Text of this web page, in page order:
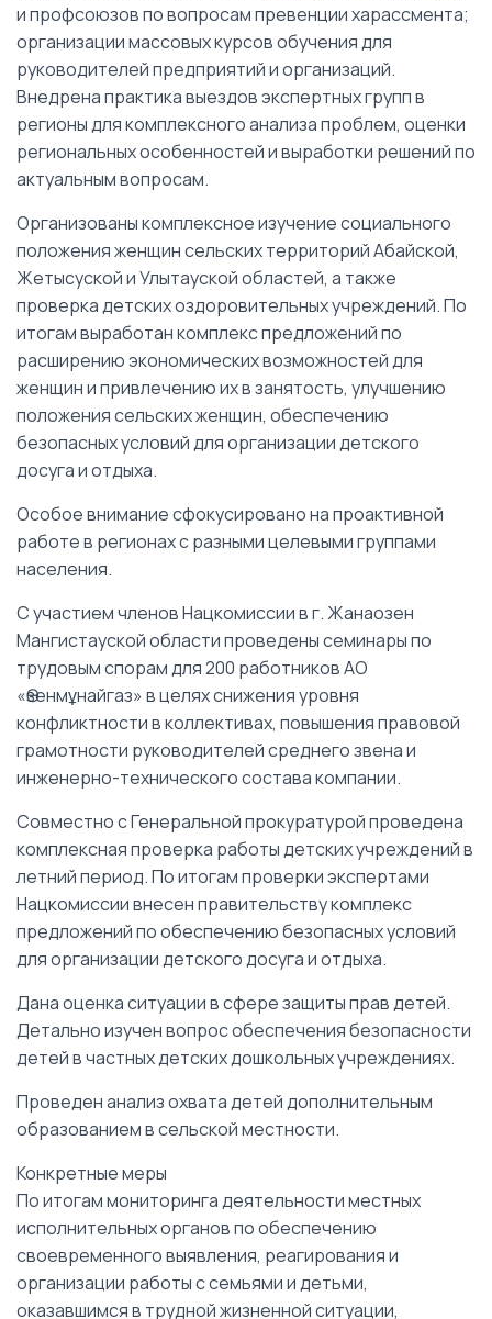
и профсоюзов по вопросам превенции харассмента;
организации массовых курсов обучения для
руководителей предприятий и организаций.
Внедрена практика выездов экспертных групп в
регионы для комплексного анализа проблем, оценки
региональных особенностей и выработки решений по
актуальным вопросам.
Организованы комплексное изучение социального
положения женщин сельских территорий Абайской,
Жетысуской и Улытауской областей, а также
проверка детских оздоровительных учреждений. По
итогам выработан комплекс предложений по
расширению экономических возможностей для
женщин и привлечению их в занятость, улучшению
положения сельских женщин, обеспечению
безопасных условий для организации детского
досуга и отдыха.
Особое внимание сфокусировано на проактивной
работе в регионах с разными целевыми группами
населения.
С участием членов Нацкомиссии в г. Жанаозен
Мангистауской области проведены семинары по
трудовым спорам для 200 работников АО
«Өзенмұнайгаз» в целях снижения уровня
конфликтности в коллективах, повышения правовой
грамотности руководителей среднего звена и
инженерно-технического состава компании.
Совместно с Генеральной прокуратурой проведена
комплексная проверка работы детских учреждений в
летний период. По итогам проверки экспертами
Нацкомиссии внесен правительству комплекс
предложений по обеспечению безопасных условий
для организации детского досуга и отдыха.
Дана оценка ситуации в сфере защиты прав детей.
Детально изучен вопрос обеспечения безопасности
детей в частных детских дошкольных учреждениях.
Проведен анализ охвата детей дополнительным
образованием в сельской местности.
Конкретные меры
По итогам мониторинга деятельности местных
исполнительных органов по обеспечению
своевременного выявления, реагирования и
организации работы с семьями и детьми,
оказавшимся в трудной жизненной ситуации,